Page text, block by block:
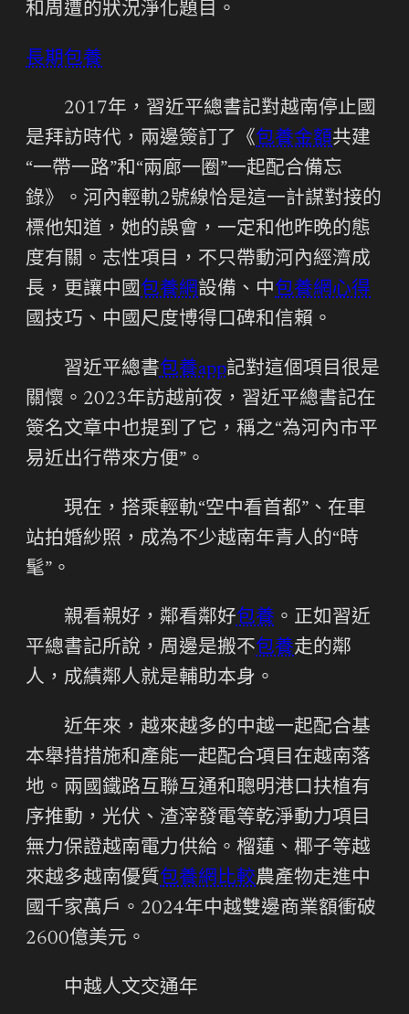
和周遭的狀況淨化題目。
長期包養
2017年，習近平總書記對越南停止國
是拜訪時代，兩邊簽訂了《包養金額共建
“一帶一路”和“兩廊一圈”一起配合備忘
錄》。河內輕軌2號線恰是這一計謀對接的
標他知道，她的誤會，一定和他昨晚的態
度有關。志性項目，不只帶動河內經濟成
長，更讓中國包養網設備、中包養網心得
國技巧、中國尺度博得口碑和信賴。
習近平總書包養app記對這個項目很是
關懷。2023年訪越前夜，習近平總書記在
簽名文章中也提到了它，稱之“為河內市平
易近出行帶來方便”。
現在，搭乘輕軌“空中看首都”、在車
站拍婚紗照，成為不少越南年青人的“時
髦”。
親看親好，鄰看鄰好包養 。正如習近
平總書記所說，周邊是搬不包養走的鄰
人，成績鄰人就是輔助本身。
近年來，越來越多的中越一起配合基
本舉措措施和產能一起配合項目在越南落
地。兩國鐵路互聯互通和聰明港口扶植有
序推動，光伏、渣滓發電等乾淨動力項目
無力保證越南電力供給。榴蓮、椰子等越
來越多越南優質包養網比較農產物走進中
國千家萬戶。2024年中越雙邊商業額衝破
2600億美元。
中越人文交通年